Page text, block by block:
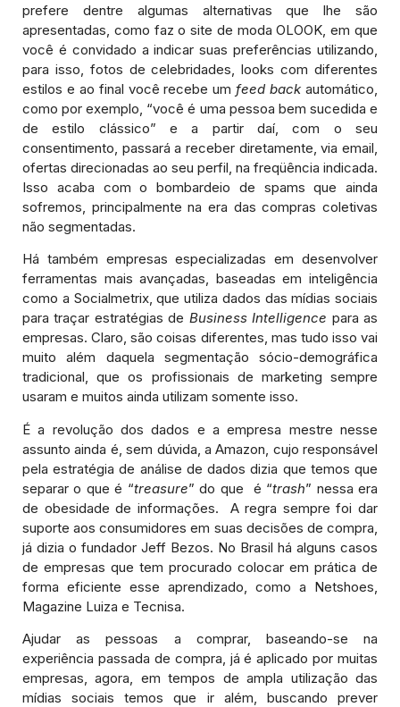
prefere dentre algumas alternativas que lhe são
apresentadas, como faz o site de moda OLOOK, em que
você é convidado a indicar suas preferências utilizando,
para isso, fotos de celebridades, looks com diferentes
estilos e ao final você recebe umfeed back automático,
como por exemplo, “você é uma pessoa bem sucedida e
de estilo clássico” e a partir daí, com o seu
consentimento, passará a receber diretamente, via email,
ofertas direcionadas ao seu perfil, na freqüência indicada.
Isso acaba com o bombardeio de spams que ainda
sofremos, principalmente na era das compras coletivas
não segmentadas.
Há também empresas especializadas em desenvolver
ferramentas mais avançadas, baseadas em inteligência
como a Socialmetrix, que utiliza dados das mídias sociais
para traçar estratégias de Business Intelligence para as
empresas. Claro, são coisas diferentes, mas tudo isso vai
muito além daquela segmentação sócio-demográfica
tradicional, que os profissionais de marketing sempre
usaram e muitos ainda utilizam somente isso.
É a revolução dos dados e a empresa mestre nesse
assunto ainda é, sem dúvida, a Amazon, cujo responsável
pela estratégia de análise de dados dizia que temos que
separar o que é “treasure” do que é “trash” nessa era
de obesidade de informações. A regra sempre foi dar
suporte aos consumidores em suas decisões de compra,
já dizia o fundador Jeff Bezos. No Brasil há alguns casos
de empresas que tem procurado colocar em prática de
forma eficiente esse aprendizado, como a Netshoes,
Magazine Luiza e Tecnisa.
Ajudar as pessoas a comprar, baseando-se na
experiência passada de compra, já é aplicado por muitas
empresas, agora, em tempos de ampla utilização das
mídias sociais temos que ir além, buscando prever